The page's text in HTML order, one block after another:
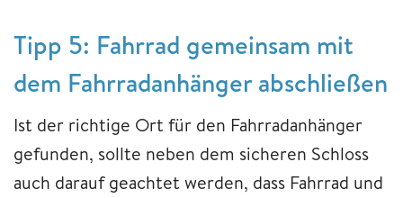
Tipp 5: Fahrrad gemeinsam mit
dem Fahrradanhänger abschließen
Ist der richtige Ort für den Fahrradanhänger
gefunden, sollte neben dem sicheren Schloss
auch darauf geachtet werden, dass Fahrrad und